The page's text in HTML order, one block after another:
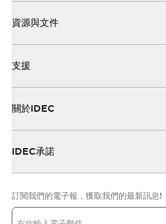
資源與文件
支援
關於IDEC
IDEC承諾
訂閱我們的電子報，獲取我們的最新訊息!